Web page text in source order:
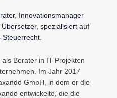
Innovationsmanager
spezialisiert auf
Berater in IT-Projekten
Im Jahr 2017
GmbH, in dem er die
entwickelte, die die